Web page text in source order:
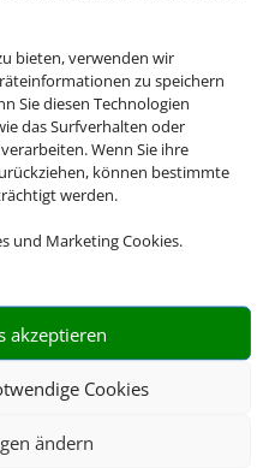
bieten, verwenden wir
zu speichern
Sie diesen Technologien
das Surfverhalten oder
Wenn Sie ihre
können bestimmte
werden.
und Marketing Cookies.
akzeptieren
Cookies
ändern